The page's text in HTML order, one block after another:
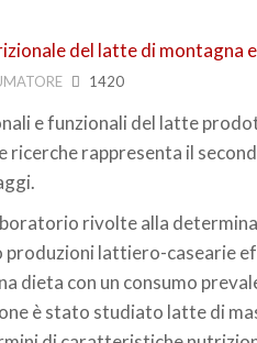
1420
e funzionali del latte
rappresenta il
rivolte alla
lattiero-casearie
dieta con un consumo
è stato studiato latte di